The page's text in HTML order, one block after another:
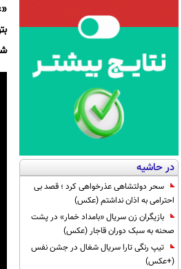
در حاشیه
سحر دولتشاهی عذرخواهی کرد ؛ قصد بی
احترامی به اذان نداشتم (عکس)
بازیگران زن سریال «بامداد خمار» در پشت
صحنه به سبک دوران قاجار (عکس)
تیپ رنگی تارا سریال شغال در جشن نفس
(+عکس)